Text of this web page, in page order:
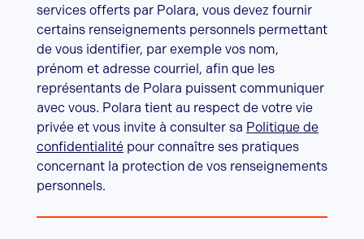
services offerts par Polara, vous devez fournir
certains renseignements personnels permettant
de vous identifier, par exemple vos nom,
prénom et adresse courriel, afin que les
représentants de Polara puissent communiquer
avec vous. Polara tient au respect de votre vie
privée et vous invite à consulter sa Politique de
confidentialitépour connaître ses pratiques
concernant la protection de vos renseignements
personnels.